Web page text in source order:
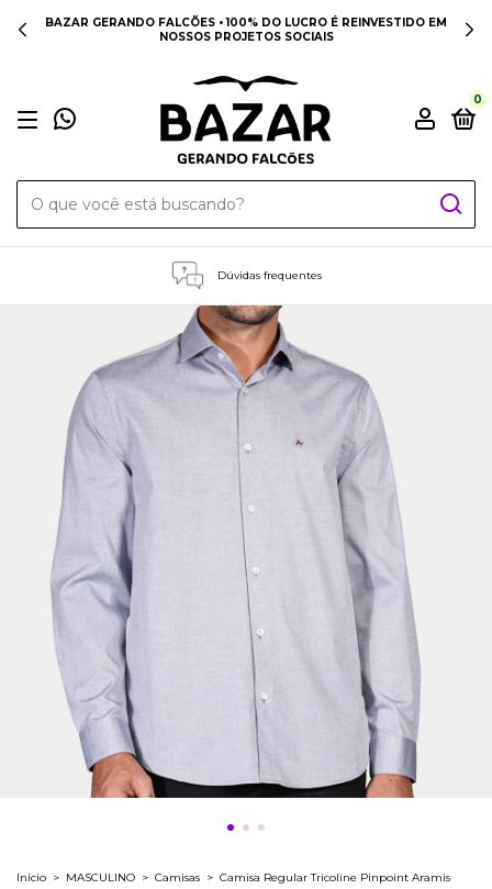
BAZAR GERANDO FALCÕES • 100% DO LUCRO É REINVESTIDO EM
NOSSOS PROJETOS SOCIAIS
0
Dúvidas frequentes
Início > MASCULINO > Camisas > Camisa Regular Tricoline Pinpoint Aramis